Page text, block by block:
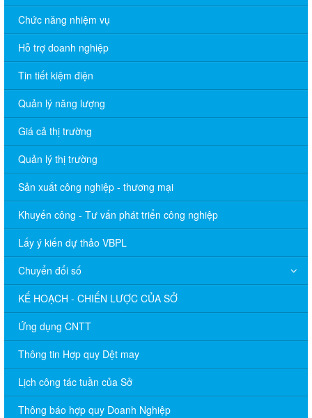
Chức năng nhiệm vụ
Hỗ trợ doanh nghiệp
Tin tiết kiệm điện
Quản lý năng lượng
Giá cả thị trường
Quản lý thị trường
Sản xuất công nghiệp - thương mại
Khuyến công - Tư vấn phát triển công nghiệp
Lấy ý kiến dự thảo VBPL
Chuyển đổi số
KẾ HOẠCH - CHIẾN LƯỢC CỦA SỞ
Ứng dụng CNTT
Thông tin Hợp quy Dệt may
Lịch công tác tuần của Sở
Thông báo hợp quy Doanh Nghiệp